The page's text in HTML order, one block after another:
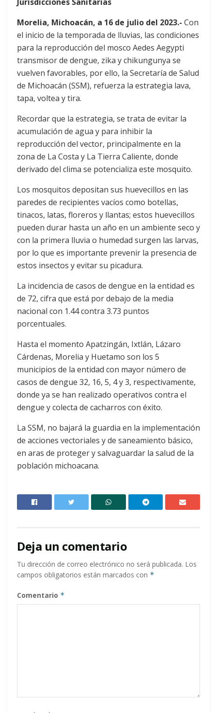
Morelia, Michoacán, a 16 de julio del 2023.- Con
el inicio de la temporada de lluvias, las condiciones
para la reproducción del mosco Aedes Aegypti
transmisor de dengue, zika y chikungunya se
vuelven favorables, por ello, la Secretaría de Salud
de Michoacán (SSM), refuerza la estrategia lava,
tapa, voltea y tira.
Recordar que la estrategia, se trata de evitar la
acumulación de agua y para inhibir la
reproducción del vector, principalmente en la
zona de La Costa y La Tierra Caliente, donde
derivado del clima se potencializa este mosquito.
Los mosquitos depositan sus huevecillos en las
paredes de recipientes vacíos como botellas,
tinacos, latas, floreros y llantas; estos huevecillos
pueden durar hasta un año en un ambiente seco y
con la primera lluvia o humedad surgen las larvas,
por lo que es importante prevenir la presencia de
estos insectos y evitar su picadura.
La incidencia de casos de dengue en la entidad es
de 72, cifra que está por debajo de la media
nacional con 1.44 contra 3.73 puntos
porcentuales.
Hasta el momento Apatzingán, Ixtlán, Lázaro
Cárdenas, Morelia y Huetamo son los 5
municipios de la entidad con mayor número de
casos de dengue 32, 16, 5, 4 y 3, respectivamente,
donde ya se han realizado operativos contra el
dengue y colecta de cacharros con éxito.
La SSM, no bajará la guardia en la implementación
de acciones vectoriales y de saneamiento básico,
en aras de proteger y salvaguardar la salud de la
población michoacana.
Deja un comentario
Tu dirección de correo electrónico no será publicada. Los
campos obligatorios están marcados con *
Comentario *